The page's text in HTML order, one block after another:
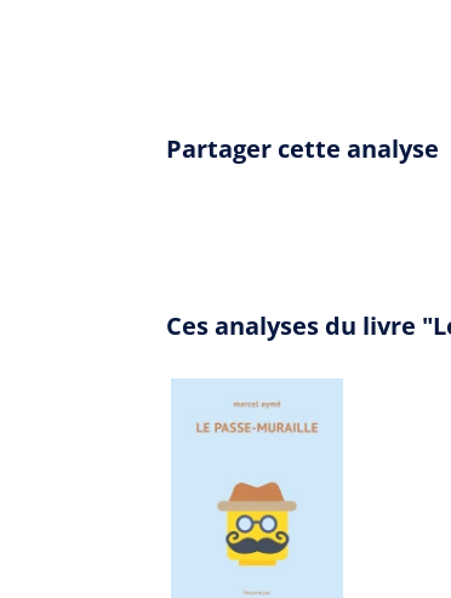
Partager cette analyse
Ces analyses du livre